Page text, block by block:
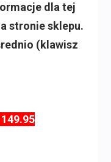
dla tej
stronie sklepu.
(klawisz
149.95